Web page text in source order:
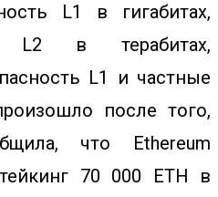
L1 в гигабитах,
L2 в терабитах,
L1 и частные
после того,
что Ethereum
70 000 ETH в